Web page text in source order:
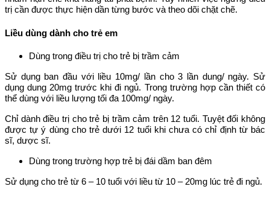
trị cần được thực hiện dần từng bước và theo dõi chặt chẽ.
Liều dùng dành cho trẻ em
Dùng trong điều trị cho trẻ bị trầm cảm
Sử dụng ban đầu với liều 10mg/ lần cho 3 lần dung/ ngày. Sử
dụng dung 20mg trước khi đi ngủ. Trong trường hợp cần thiết có
thể dùng với liều lượng tối đa 100mg/ ngày.
Chỉ dành điều trị cho trẻ bị trầm cảm trên 12 tuổi. Tuyệt đối không
được tự ý dùng cho trẻ dưới 12 tuổi khi chưa có chỉ định từ bác
sĩ, dược sĩ.
Dùng trong trường hợp trẻ bị đái dầm ban đêm
Sử dụng cho trẻ từ 6 – 10 tuổi với liều từ 10 – 20mg lúc trẻ đi ngủ.